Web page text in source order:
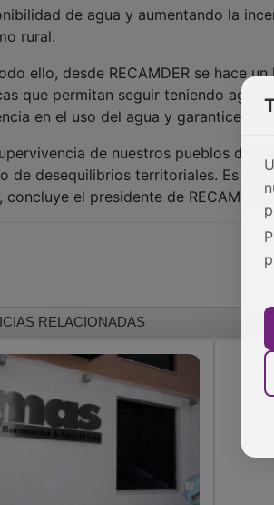
de agua y aumentando la
rural.
ello, desde RECAMDER se hace
que permitan seguir teniendo agua
en el uso del agua y garanticen
de nuestros pueblos
de desequilibrios territoriales. Es un
concluye el presidente de RECAMDER.
RELACIONADAS